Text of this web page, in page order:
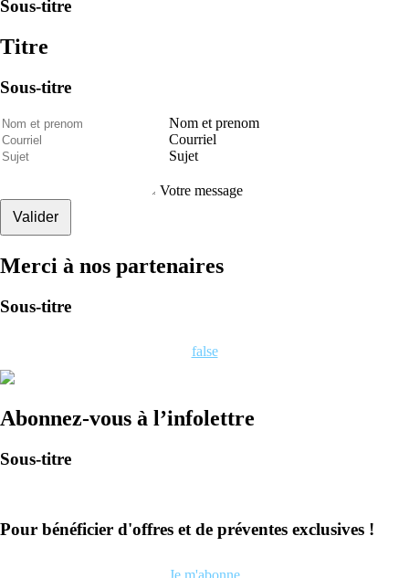
Sous-titre
Titre
Sous-titre
Nom et prenom
Courriel
Sujet
Votre message
Valider
Merci à nos partenaires
Sous-titre
false
Abonnez-vous à l’infolettre
Sous-titre
Pour bénéficier d'offres et de préventes exclusives !